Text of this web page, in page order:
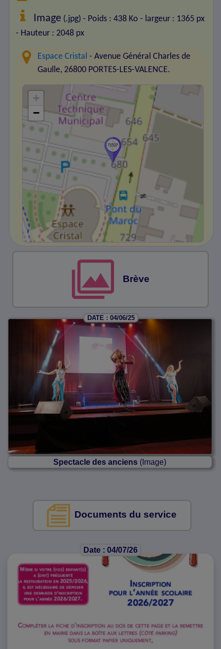
Image (.jpg) - Poids : 438 Ko - largeur : 1365 px
- Hauteur : 2048 px
Espace Cristal - Avenue Général Charles de
Gaulle, 26800 PORTES-LES-VALENCE.
+
−
Brève
DATE : 04/06/25
Spectacle des anciens (Image)
Documents du service
Date : 04/07/26